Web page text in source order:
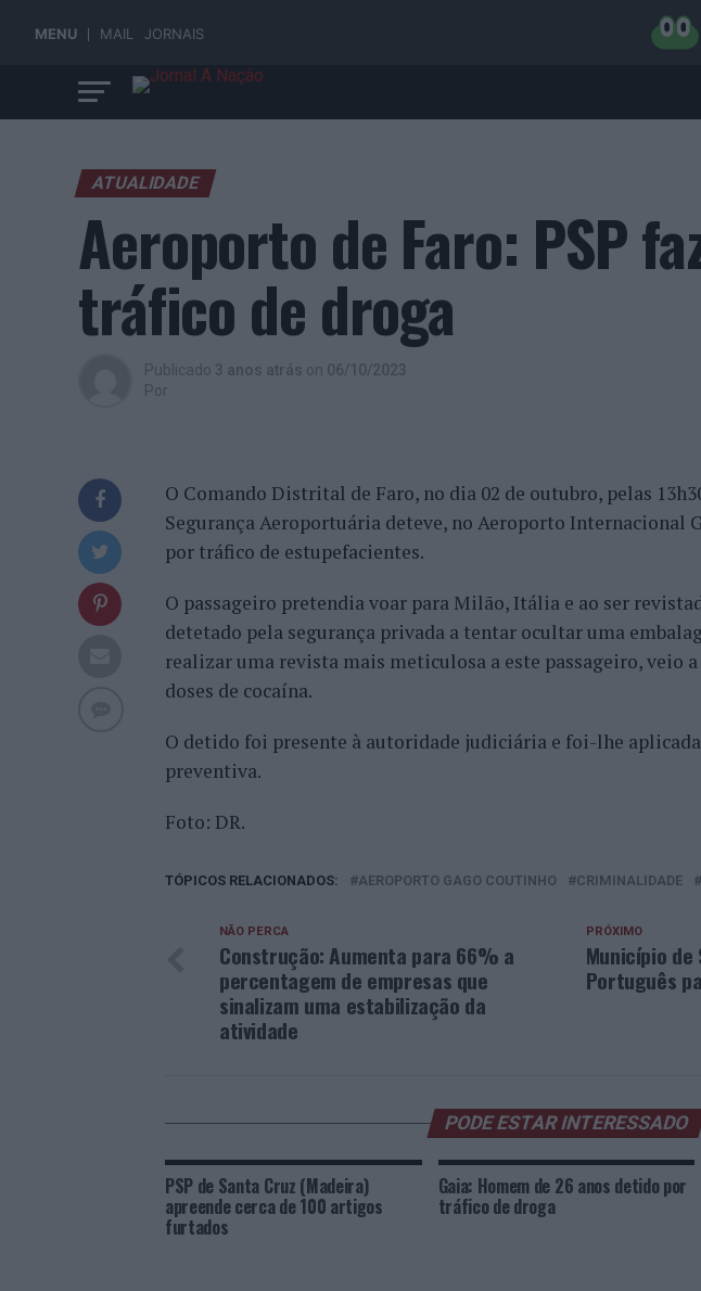
MENU MAIL JORNAIS
ATUALIDADE
Aeroporto de Faro: PSP
tráfico de droga
Publicado 3 anos atrás on 06/10/2023
Por
O Comando Distrital de Faro, no dia 02 de outubro, pelas
Segurança Aeroportuária deteve, no Aeroporto Internacional
por tráfico de estupefacientes.
O passageiro pretendia voar para Milão, Itália e ao ser
detetado pela segurança privada a tentar ocultar uma
realizar uma revista mais meticulosa a este passageiro, veio a
doses de cocaína.
O detido foi presente à autoridade judiciária e foi-lhe
preventiva.
Foto: DR.
TÓPICOS RELACIONADOS: AEROPORTO GAGO COUTINHO CRIMINALIDADE
PRÓXIMO
Município
Português
NÃO PERCA
Construção: Aumenta para 66% a
percentagem de empresas que
sinalizam uma estabilização da
atividade
PODE ESTAR INTERESSADO
PSP de Santa Cruz (Madeira)
apreende cerca de 100 artigos
furtados
Gaia: Homem de 26 anos detido por
tráfico de droga